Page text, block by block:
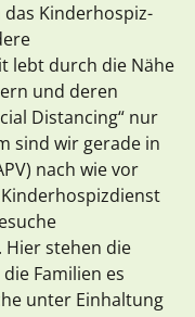
Kinderhospiz-
lebt durch die Nähe
und deren
Distancing“ nur
sind wir gerade in
nach wie vor
Hier stehen die
Familien es
unter Einhaltung